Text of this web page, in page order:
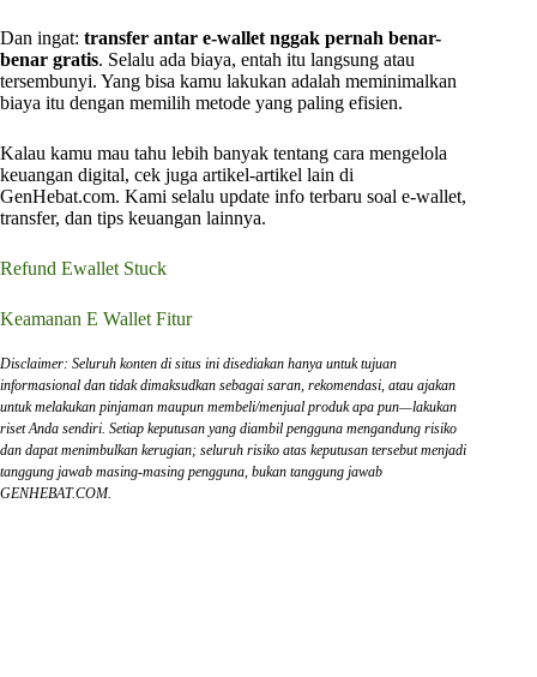
Dan ingat: transfer antar e-wallet nggak pernah benar-
benar gratis. Selalu ada biaya, entah itu langsung atau
tersembunyi. Yang bisa kamu lakukan adalah meminimalkan
biaya itu dengan memilih metode yang paling efisien.
Kalau kamu mau tahu lebih banyak tentang cara mengelola
keuangan digital, cek juga artikel-artikel lain di
GenHebat.com. Kami selalu update info terbaru soal e-wallet,
transfer, dan tips keuangan lainnya.
Refund Ewallet Stuck
Keamanan E Wallet Fitur
Disclaimer: Seluruh konten di situs ini disediakan hanya untuk tujuan
informasional dan tidak dimaksudkan sebagai saran, rekomendasi, atau ajakan
untuk melakukan pinjaman maupun membeli/menjual produk apa pun—lakukan
riset Anda sendiri. Setiap keputusan yang diambil pengguna mengandung risiko
dan dapat menimbulkan kerugian; seluruh risiko atas keputusan tersebut menjadi
tanggung jawab masing-masing pengguna, bukan tanggung jawab
GENHEBAT.COM.